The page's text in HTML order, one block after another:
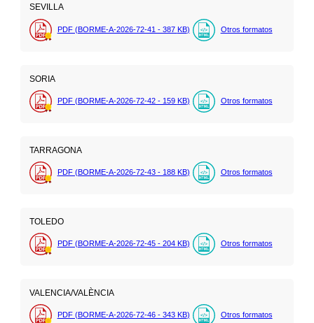
SEVILLA
PDF (BORME-A-2026-72-41 - 387 KB) Otros formatos
SORIA
PDF (BORME-A-2026-72-42 - 159 KB) Otros formatos
TARRAGONA
PDF (BORME-A-2026-72-43 - 188 KB) Otros formatos
TOLEDO
PDF (BORME-A-2026-72-45 - 204 KB) Otros formatos
VALENCIA/VALÈNCIA
PDF (BORME-A-2026-72-46 - 343 KB) Otros formatos